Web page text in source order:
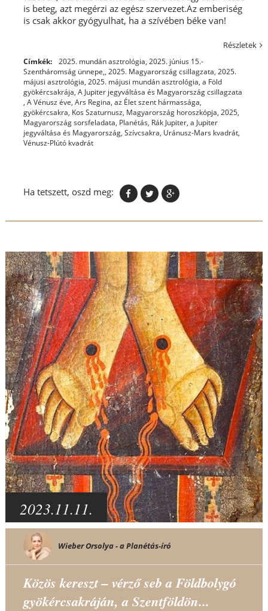
is beteg, azt megérzi az egész szervezet.Az emberiség
is csak akkor gyógyulhat, ha a szívében béke van!
Részletek
Címkék: 2025. mundán asztrológia, 2025. június 15.-
Szentháromság ünnepe,, 2025. Magyarország csillagzata, 2025.
májusi asztrológia, 2025. májusi mundán asztrológia, a Föld
gyökércsakrája, A Jupiter jegyváltása és Magyarország csillagzata
, A Vénusz éve, Ars Regina, az Élet szent hármassága,
gyökércsakra, Kos Szaturnusz, Magyarország horoszkópja, 2025,
Magyarország sorsfeladata, Planétás, Rák Jupiter, a Jupiter
jegyváltása és Magyarország, Szívcsakra, Uránusz-Mars kvadrát,
Vénusz-Plútó kvadrát
Ha tetszett, oszd meg:
2023.11.11.
Wieber Orsolya - a Planétás-író
Közös kereszt – vérző seb a Földbolygó
gyökércsakráján, a Szentföldön...